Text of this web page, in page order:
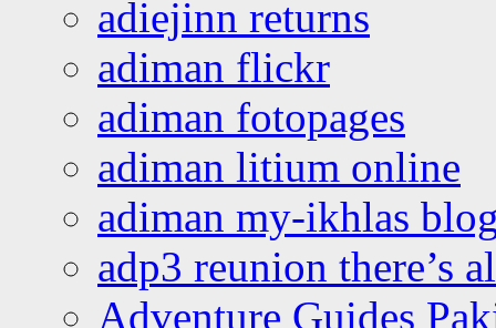
adiejinn returns
adiman flickr
adiman fotopages
adiman litium online
adiman my-ikhlas
adp3 reunion there’s
Adventure Guides